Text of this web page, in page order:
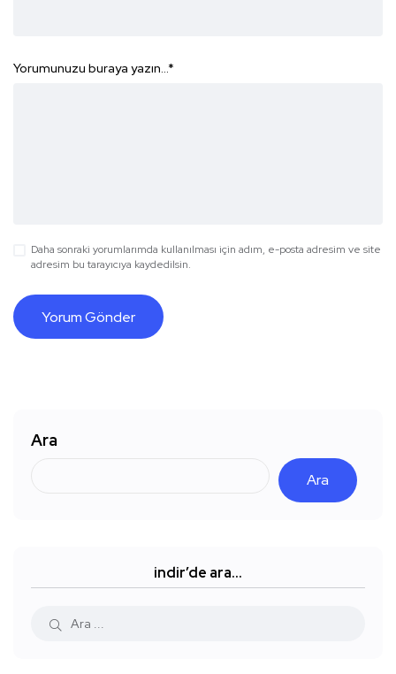
Yorumunuzu buraya yazın...*
Daha sonraki yorumlarımda kullanılması için adım, e-posta adresim ve site
adresim bu tarayıcıya kaydedilsin.
Ara
Ara
indir’de ara…